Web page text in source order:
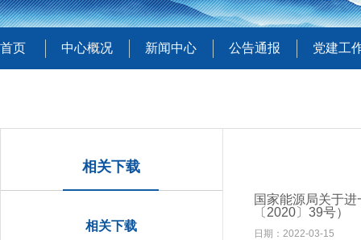
首页 中心概况 新闻中心 公告通报 党建工
相关下载
相关下载
国家能源局关于
〔2020〕39号）
日期：2022-03-15